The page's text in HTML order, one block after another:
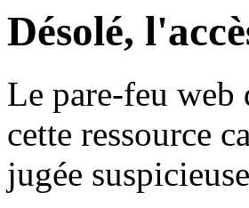
Désolé,
Le pare-feu web
cette ressource
jugée